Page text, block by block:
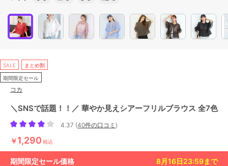
SALE まとめ割
期間限定セール
コカ
＼SNSで話題！！／ 華やか見えシアーフリルブラウス 全7色
4.37 (40件の口コミ )
￥1,290 税込
期間限定セール価格 8月16日23:59まで